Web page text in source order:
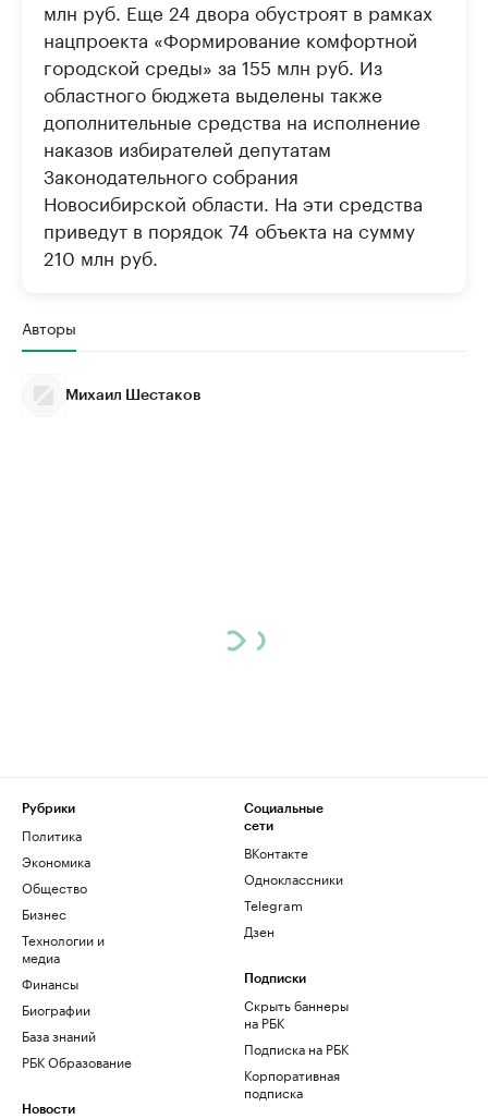
млн руб. Еще 24 двора обустроят в рамках
нацпроекта «Формирование комфортной
городской среды» за 155 млн руб. Из
областного бюджета выделены также
дополнительные средства на исполнение
наказов избирателей депутатам
Законодательного собрания
Новосибирской области. На эти средства
приведут в порядок 74 объекта на сумму
210 млн руб.
Авторы
Михаил Шестаков
Рубрики
Политика
Экономика
Общество
Бизнес
Технологии и
медиа
Финансы
Биографии
База знаний
РБК Образование
Новости
Социальные
сети
ВКонтакте
Одноклассники
Telegram
Дзен
Подписки
Скрыть баннеры
на РБК
Подписка на РБК
Корпоративная
подписка